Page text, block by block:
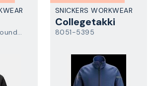
1304-9504 AllroundWork
SNICKERS WORKWEAR
Collegetakki
8051-5395